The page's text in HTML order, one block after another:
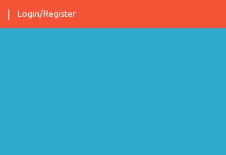
Login/Register